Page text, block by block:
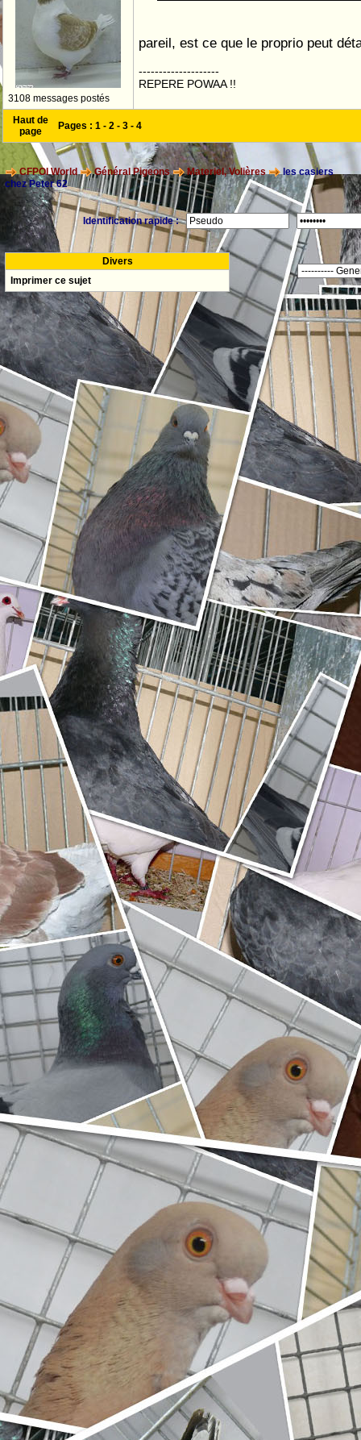
3108 messages postés
pareil, est ce que le proprio peut
--------------------
REPERE POWAA !!
Haut de
page
Pages : 1 - 2 - 3 - 4
CFPOI World Général Pigeons Materiel, Volières
les casiers
chez Peter 62
Identification rapide :
Divers
Imprimer ce sujet